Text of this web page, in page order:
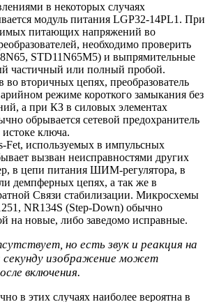
в некоторых случаях
модуль питания LGP32-14PL1. При
питающих напряжений во
необходимо проверить
STD11N65M5) и выпрямительные
частичный или полный пробой.
вторичных цепях, преобразователь
режиме короткого замыкания без
а при КЗ в силовых элементах
обрывается сетевой предохранитель
ключа.
используемых в импульсных
вызван неисправностями других
в цепи питания ШИМ-регулятора, в
демпферных цепях, а так же в
Связи стабилизации. Микросхемы
NR134S (Step-Down) обычно
на новые, либо заведомо исправные.
но есть звук и реакция на
секунду изображение может
включения.
в этих случаях наиболее вероятна в